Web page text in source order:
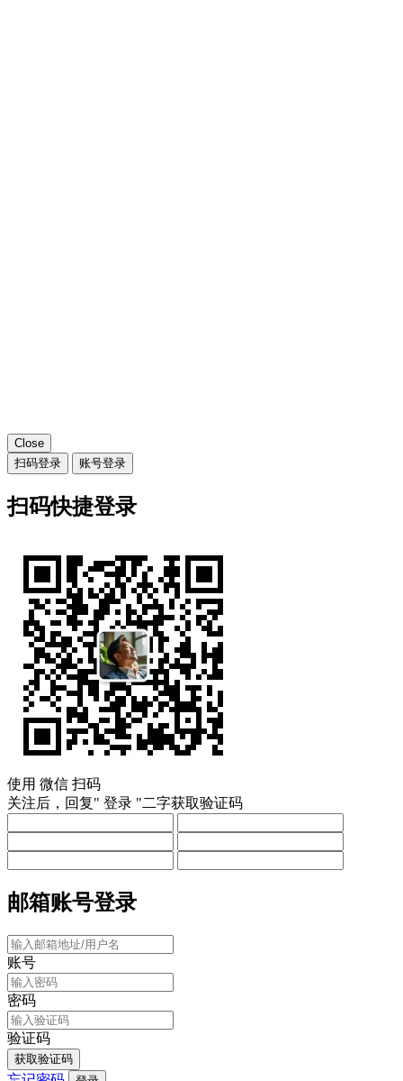
Close
扫码登录
账号登录
扫码快捷登录
使用 微信 扫码
关注后，回复" 登录 "二字获取验证码
邮箱账号登录
账号
密码
验证码
获取验证码